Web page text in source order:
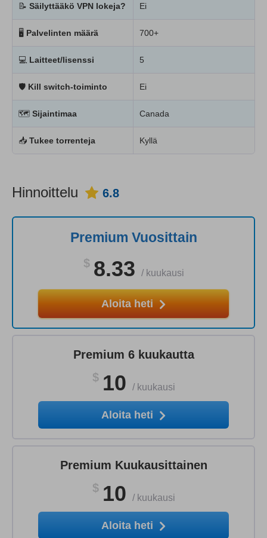
📝 Säilyttääkö VPN lokeja? Ei
🖥 Palvelinten määrä 700+
💻 Laitteet/lisenssi 5
🛡 Kill switch-toiminto Ei
🗺 Sijaintimaa Canada
📥 Tukee torrenteja Kyllä
Hinnoittelu 6.8
Premium Vuosittain
$ 8.33 / kuukausi
Aloita heti
Premium 6 kuukautta
$ 10 / kuukausi
Aloita heti
Premium Kuukausittainen
$ 10 / kuukausi
Aloita heti